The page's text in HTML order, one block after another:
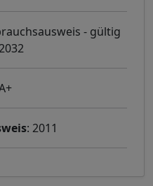
- gültig
: 2011